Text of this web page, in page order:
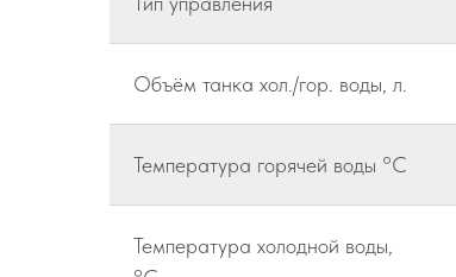
Объём танка хол./гор. воды, л.
Температура горячей воды °C
Температура холодной воды,